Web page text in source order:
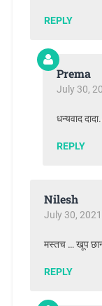
REPLY
Prema
July 30,
धन्यवाद दादा.
REPLY
Nilesh
July 30,
मस्तच … खूप
REPLY